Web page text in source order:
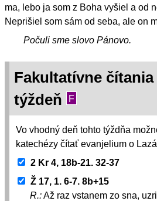
ma, lebo ja som z Boha vyšiel a od
Neprišiel som sám od seba, ale on
Počuli sme slovo Pánovo.
Fakultatívne
týždeň
F
Vo vhodný deň tohto týždňa
katechézy čítať evanjelium o
2 Kr 4, 18b-21. 32-37
Ž 17, 1. 6-7. 8b+15
R.:Až raz vstanem zo sna,